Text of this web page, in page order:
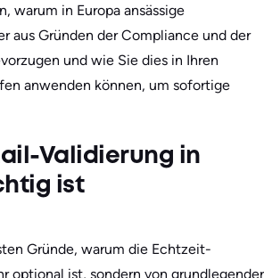
warum in Europa ansässige
aus Gründen der Compliance und der
und wie Sie dies in Ihren
anwenden können, um sofortige
Validierung in
ist
Gründe, warum die Echtzeit-
optional ist, sondern von grundlegender